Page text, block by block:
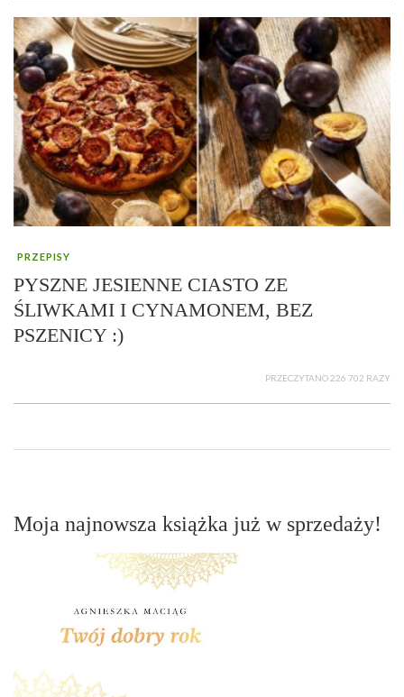
PRZEPISY
PYSZNE JESIENNE CIASTO ZE
ŚLIWKAMI I CYNAMONEM, BEZ
PSZENICY :)
PRZECZYTANO 226 702 RAZY
Moja najnowsza książka już w sprzedaży!